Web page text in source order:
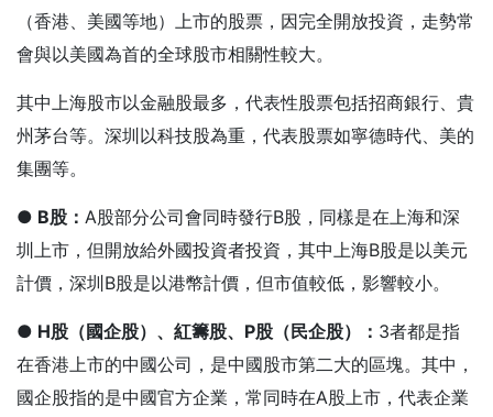
（香港、美國等地）上市的股票，因完全開放投資，走勢常
會與以美國為首的全球股市相關性較大。
其中上海股市以金融股最多，代表性股票包括招商銀行、貴
州茅台等。深圳以科技股為重，代表股票如寧德時代、美的
集團等。
● B股： A股部分公司會同時發行B股，同樣是在上海和深
圳上市，但開放給外國投資者投資，其中上海B股是以美元
計價，深圳B股是以港幣計價，但市值較低，影響較小。
● H股（國企股）、紅籌股、P股（民企股）： 3者都是指
在香港上市的中國公司，是中國股市第二大的區塊。其中，
國企股指的是中國官方企業，常同時在A股上市，代表企業